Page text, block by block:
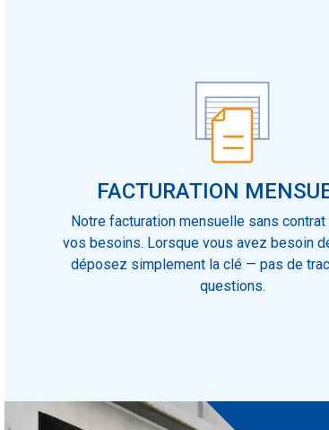
FACTURATION
Notre facturation mensuelle sans contrat
vos besoins. Lorsque vous avez besoin
déposez simplement la clé — pas de
questions.